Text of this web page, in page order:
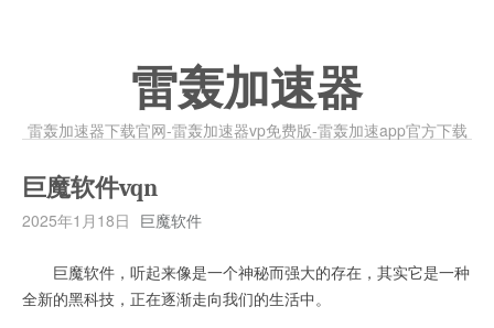
雷轰加速器
雷轰加速器下载官网-雷轰加速器vp免费版-雷轰加速app官方下载
巨魔软件vqn
2025年1月18日 巨魔软件
巨魔软件，听起来像是一个神秘而强大的存在，其实它是一种
全新的黑科技，正在逐渐走向我们的生活中。